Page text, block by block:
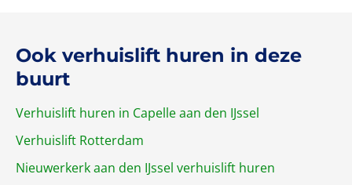
Ook verhuislift huren in deze
buurt
Verhuislift huren in Capelle aan den IJssel
Verhuislift Rotterdam
Nieuwerkerk aan den IJssel verhuislift huren